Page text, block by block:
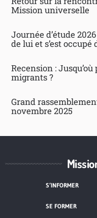
Mission universelle
Journée d’étude 2026
de lui et s’est occupé
Recension :
migrants ?
Grand
novembre 2025
S’INFORMER
SE FORMER